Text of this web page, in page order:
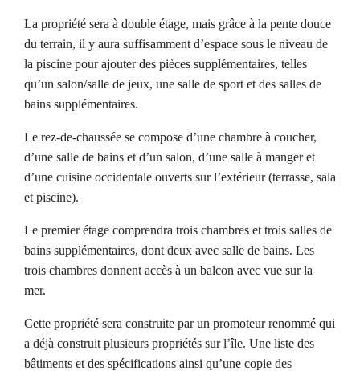
La propriété sera à double étage, mais grâce à la pente douce
du terrain, il y aura suffisamment d’espace sous le niveau de
la piscine pour ajouter des pièces supplémentaires, telles
qu’un salon/salle de jeux, une salle de sport et des salles de
bains supplémentaires.
Le rez-de-chaussée se compose d’une chambre à coucher,
d’une salle de bains et d’un salon, d’une salle à manger et
d’une cuisine occidentale ouverts sur l’extérieur (terrasse, sala
et piscine).
Le premier étage comprendra trois chambres et trois salles de
bains supplémentaires, dont deux avec salle de bains. Les
trois chambres donnent accès à un balcon avec vue sur la
mer.
Cette propriété sera construite par un promoteur renommé qui
a déjà construit plusieurs propriétés sur l’île. Une liste des
bâtiments et des spécifications ainsi qu’une copie des